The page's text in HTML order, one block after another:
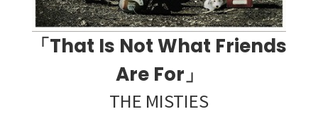
「That Is Not What Friends
Are For」
THE MISTIES